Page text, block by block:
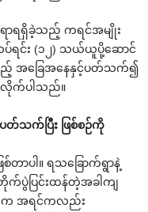
ရရှိခဲ့သည့် ကရင်အမျိုး
ပ်ရင်း (၁၂) သယ်ယူပို့ဆောင်
ည့် အခြေအနေနှင့်ပတ်သက်၍
လိုက်ပါသည်။
တ်သက်ပြီး ဖြစ်စဉ်ကို
စ်တာပါ။ ရသခြောက်ရွာနဲ့
တိုက်ပွဲပြင်းထန်တဲ့အခါကျ
းက အရင်ကလည်း